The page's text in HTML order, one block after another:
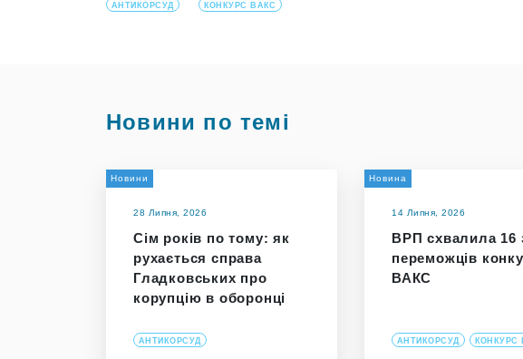
АНТИКОРСУД КОНКУРС ВАКС
Новини по темі
Новини
28 Липня, 2026
Сім років по тому: як
рухається справа
Гладковських про
корупцію в оборонці
АНТИКОРСУД
Новина
14 Липня, 2026
ВРП схвалила 16
переможців
ВАКС
АНТИКОРСУД КОНКУРС